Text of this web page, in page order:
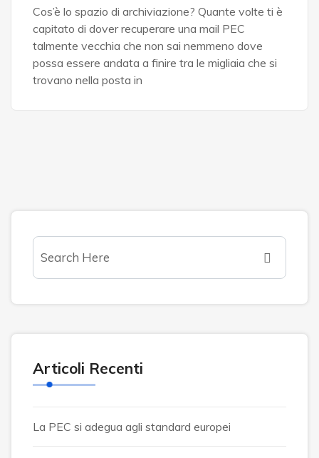
Cos’è lo spazio di archiviazione? Quante volte ti è
capitato di dover recuperare una mail PEC
talmente vecchia che non sai nemmeno dove
possa essere andata a finire tra le migliaia che si
trovano nella posta in
Articoli Recenti
La PEC si adegua agli standard europei